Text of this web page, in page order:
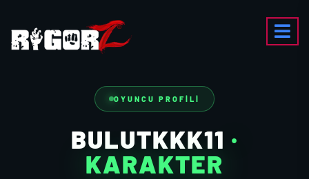
OYUNCU PROFILI
BULUTKKK11 ·
KARAKTER